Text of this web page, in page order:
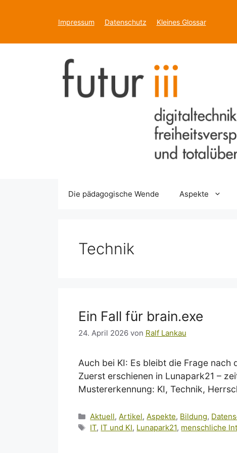
Impressum Datenschutz Kleines Glossar
Die pädagogische Wende Aspekte
Technik
Ein Fall für brain.exe
24. April 2026 von Ralf Lankau
Auch bei KI: Es bleibt die Frage nach
Zuerst erschienen in Lunapark21 –
Mustererkennung: KI, Technik,
Kategorien
Aktuell,Artikel,Aspekte, Bildung,
Schlagwörter
IT, IT und KI , Lunapark21, menschliche